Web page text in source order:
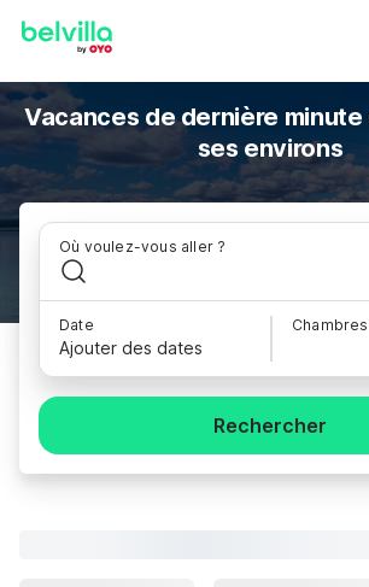
Vacances de dernière
ses environs
Où voulez-vous aller ?
Date
Ajouter des dates
Rechercher